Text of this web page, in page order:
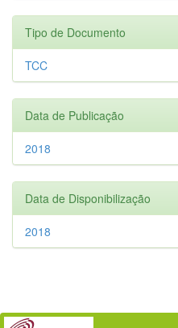
Tipo de Documento
TCC
Data de Publicação
2018
Data de Disponibilização
2018